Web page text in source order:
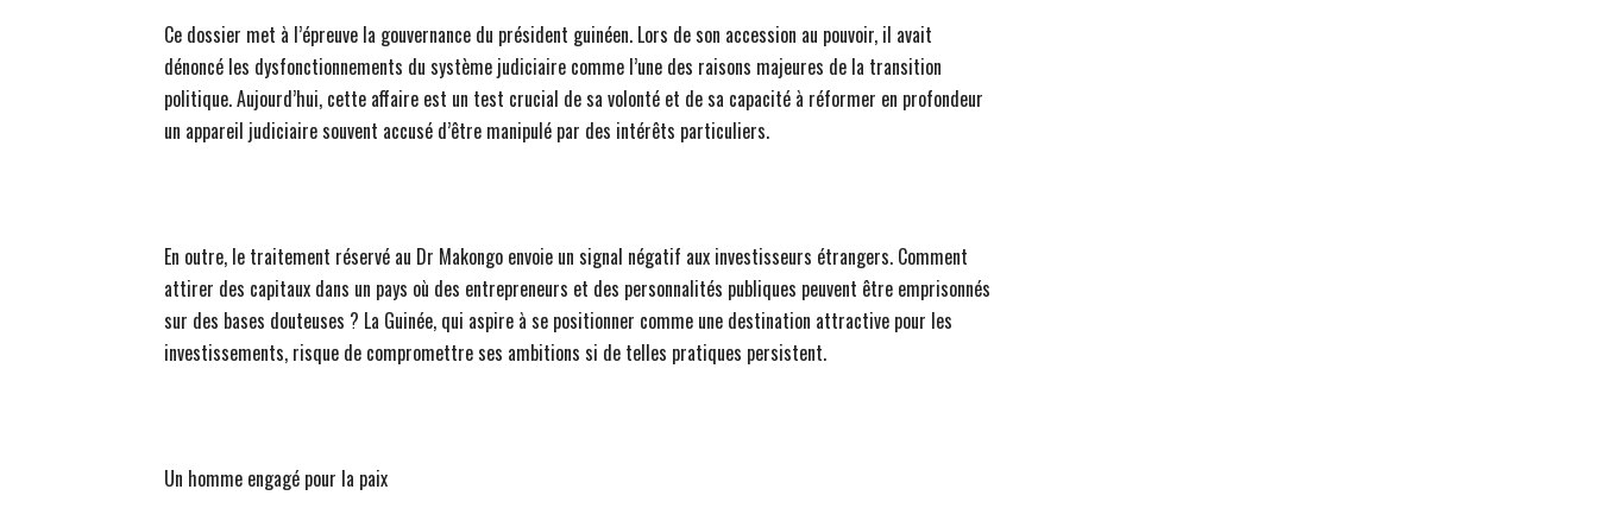
Ce dossier met à l’épreuve la gouvernance du président guinéen. Lors de son accession au pouvoir, il avait
dénoncé les dysfonctionnements du système judiciaire comme l’une des raisons majeures de la transition
politique. Aujourd’hui, cette affaire est un test crucial de sa volonté et de sa capacité à réformer en profondeur
un appareil judiciaire souvent accusé d’être manipulé par des intérêts particuliers.
En outre, le traitement réservé au Dr Makongo envoie un signal négatif aux investisseurs étrangers. Comment
attirer des capitaux dans un pays où des entrepreneurs et des personnalités publiques peuvent être emprisonnés
sur des bases douteuses ? La Guinée, qui aspire à se positionner comme une destination attractive pour les
investissements, risque de compromettre ses ambitions si de telles pratiques persistent.
Un homme engagé pour la paix